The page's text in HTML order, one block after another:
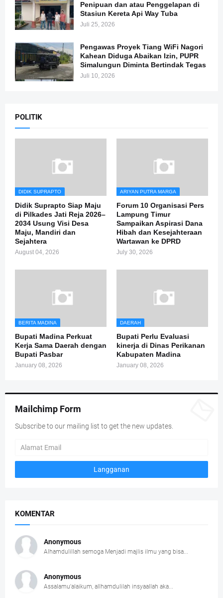
Penipuan dan atau Penggelapan di
Stasiun Kereta Api Way Tuba
Juli 25, 2026
Pengawas Proyek Tiang WiFi Nagori
Kahean Diduga Abaikan Izin, PUPR
Simalungun Diminta Bertindak Tegas
Juli 10, 2026
POLITIK
DIDIK SUPRAPTO
Didik Suprapto Siap Maju
di Pilkades Jati Reja 2026–
2034 Usung Visi Desa
Maju, Mandiri dan
Sejahtera
August 04, 2026
ARIYAN PUTRA MARGA
Forum 10 Organisasi Pers
Lampung Timur
Sampaikan Aspirasi Dana
Hibah dan Kesejahteraan
Wartawan ke DPRD
July 30, 2026
BERITA MADINA
Bupati Madina Perkuat
Kerja Sama Daerah dengan
Bupati Pasbar
January 08, 2026
DAERAH
Bupati Perlu Evaluasi
kinerja di Dinas Perikanan
Kabupaten Madina
January 08, 2026
Mailchimp Form
Subscribe to our mailing list to get the new updates.
KOMENTAR
Anonymous
Alhamdulillah semoga Menjadi majlis ilmu yang bisa...
Anonymous
Assalamu'alaikum, allhamdulilah insyaallah aka...